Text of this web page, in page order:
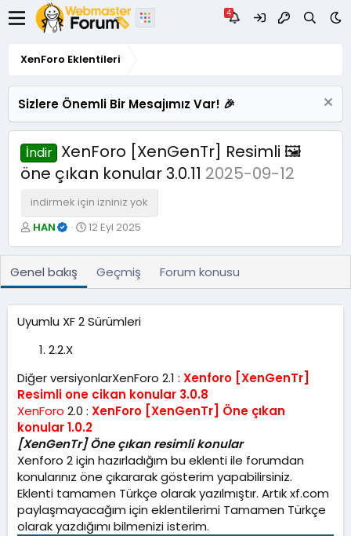
XenForo Eklentileri
Sizlere Önemli Bir Mesajımız Var! 🎉
İndir XenForo [XenGenTr] Resimli 🖼️
öne çıkan konular 3.0.11 2025-09-12
indirmek için izniniz yok
Y
a
r
HAN
O
u
t
a
r
i
h
12 Eyl 2025
Genel bakış Geçmiş Forum konusu
Uyumlu XF 2 Sürümleri
2.2.X
Diğer versiyonlarXenForo 2.1 : Xenforo [XenGenTr]
Resimli one cikan konular 3.0.8
XenForo 2.0 : XenForo [XenGenTr] Öne çıkan
konular 1.0.2
[XenGenTr] Öne çıkan resimli konular
Xenforo 2 için hazırladığım bu eklenti ile forumdan
konularınız öne çıkararak gösterim yapabilirsiniz.
Eklenti tamamen Türkçe olarak yazılmıştır. Artık xf.com
paylaşmayacağım için eklentilerimi Tamamen Türkçe
olarak yazdığımı bilmenizi isterim.